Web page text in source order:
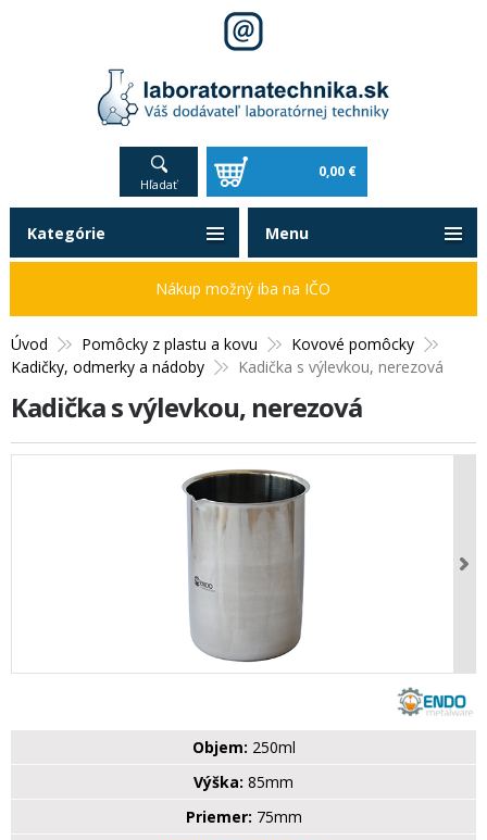
Hľadať
0,00 €
Úvod Pomôcky z plastu a kovu
Kovové pomôcky
Kadičky, odmerky a nádoby
Kadička s výlevkou, nerezová
Kadička s výlevkou, nerezová
Objem: 250ml
Výška: 85mm
Priemer: 75mm
Kategórie
Nákup možný iba na IČO
Menu